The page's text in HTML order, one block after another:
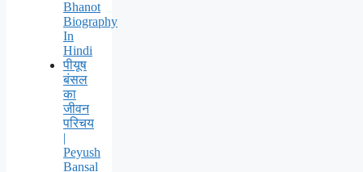
Bhanot
Biography
In
Hindi
पीयूष
बंसल
का
जीवन
परिचय
|
Peyush
Bansal